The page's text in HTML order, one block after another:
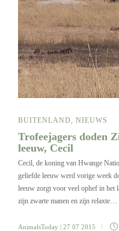
BUITENLAND NIEUWS
Trofeejagers doden
leeuw, Cecil
Cecil, de koning van Hwange
geliefde leeuw werd vorige week
leeuw zorgt voor veel ophef in het
zijn zwarte manen en zijn relaxte…
AnimalsToday | 27 07 2015